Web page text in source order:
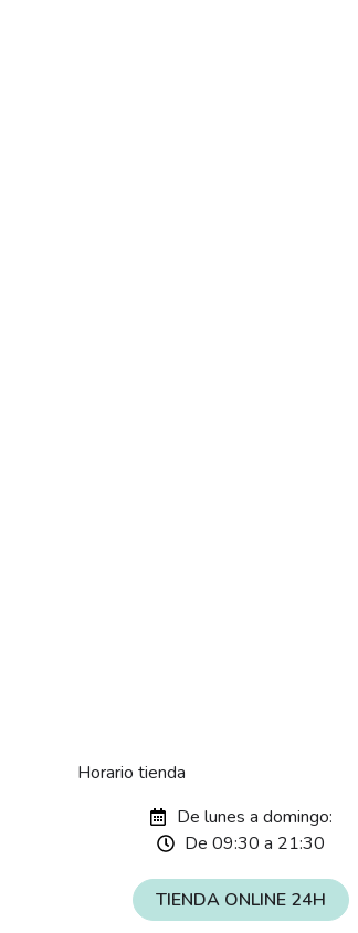
Horario tienda
De lunes a domingo:
De 09:30 a 21:30
TIENDA ONLINE 24H